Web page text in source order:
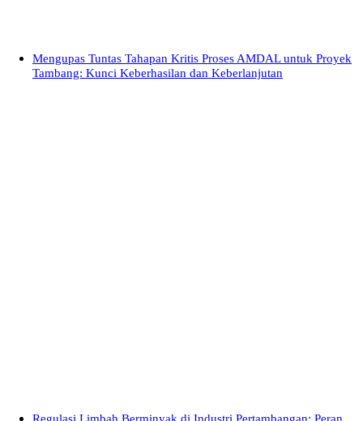
Mengupas Tuntas Tahapan Kritis Proses AMDAL untuk Proyek
Tambang: Kunci Keberhasilan dan Keberlanjutan
Regulasi Limbah Berminyak di Industri Pertambangan: Peran